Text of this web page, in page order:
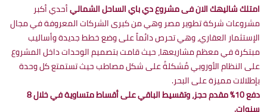
امتلك شاليهك الان فى مشروع دي باي الساحل الشماليأحدي أكبر
مشروعات شركة تطوير مصر وهي من كبرى الشركات المعروفة في مجال
الإستثمار العقاري، وهي تحرص دائماً على وضع خطط جديدة وأساليب
مبتكرة في معظم مشاريعها، حيث قامت بتصميم الوحدات داخل المشروع
على النظام الأوروبي مُشكلةُ على شكل مصاطب حيث تستمتع كل وحدة
بإطلالات مميزة على البحر.
دفع 10% مقدم حجز، وتقسيط الباقي على أقساط متساوية في خلال 8
سنوات.